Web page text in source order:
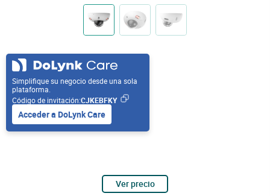
Simplifique su negocio desde una sola
plataforma.
Código de invitación:CJKEBFKY
Acceder a DoLynk Care
Ver precio